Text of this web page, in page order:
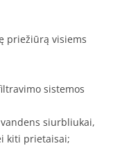
priežiūrą visiems
sistemos
siurbliukai,
kiti prietaisai;